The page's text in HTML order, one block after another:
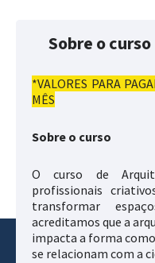
Sobre o curso
*VALORES PARA
MÊS
Sobre o curso
O curso de
profissionais
transformar
acreditamos que a
impacta a forma
se relacionam com a